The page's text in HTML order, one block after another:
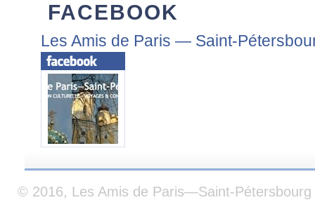
FACEBOOK
Les Amis de Paris — Saint-
© 2016, Les Amis de Paris—Saint-Pétersbourg